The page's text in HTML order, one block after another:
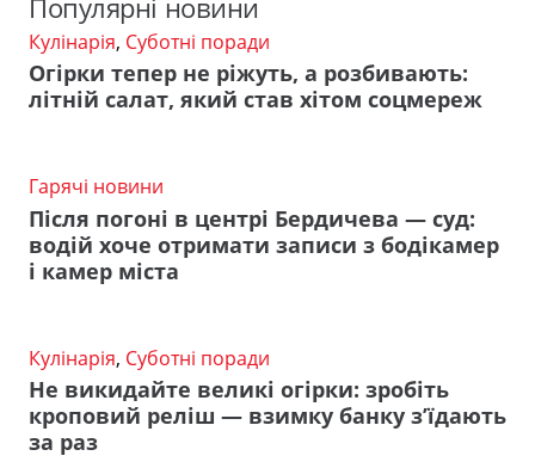
Кулінарія, Суботні поради
Огірки тепер не ріжуть, а розбивають:
літній салат, який став хітом соцмереж
Гарячі новини
Після погоні в центрі Бердичева — суд:
водій хоче отримати записи з бодікамер
і камер міста
Кулінарія, Суботні поради
Не викидайте великі огірки: зробіть
кроповий реліш — взимку банку з’їдають
за раз